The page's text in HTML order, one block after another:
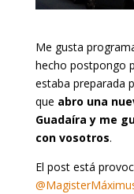
Me gusta
hecho postpongo
estaba preparada
que abro una
Guadaíra y me
con vosotros.
El post está